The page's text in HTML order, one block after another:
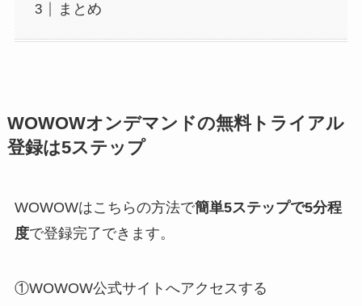
まとめ
WOWOWオンデマンドの無料トライアル
登録は5ステップ
WOWOWはこちらの方法で簡単5ステップで5分程
度で登録完了できます。
①WOWOW公式サイトへアクセスする